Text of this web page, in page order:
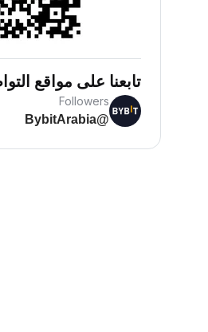
تابعنا على مواقع
Followers
@BybitArabia